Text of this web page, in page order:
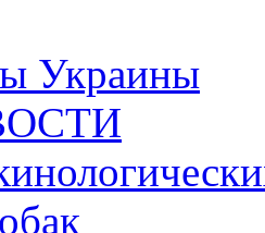
Украины